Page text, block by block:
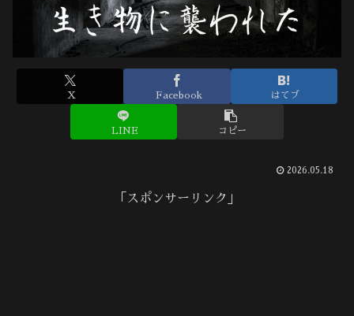
X Facebook はてブ
LINE コピー
2026.05.18
「スポンサーリンク」